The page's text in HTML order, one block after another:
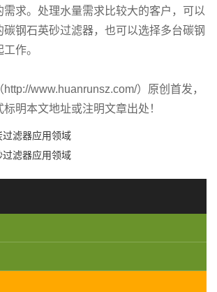
需求。处理水量需求比较大的客户，可以
碳钢石英砂过滤器，也可以选择多台碳钢
作。
www.huanrunsz.com/）原创首发，
明本文地址或注明文章出处！
过滤器应用领域
过滤器应用领域